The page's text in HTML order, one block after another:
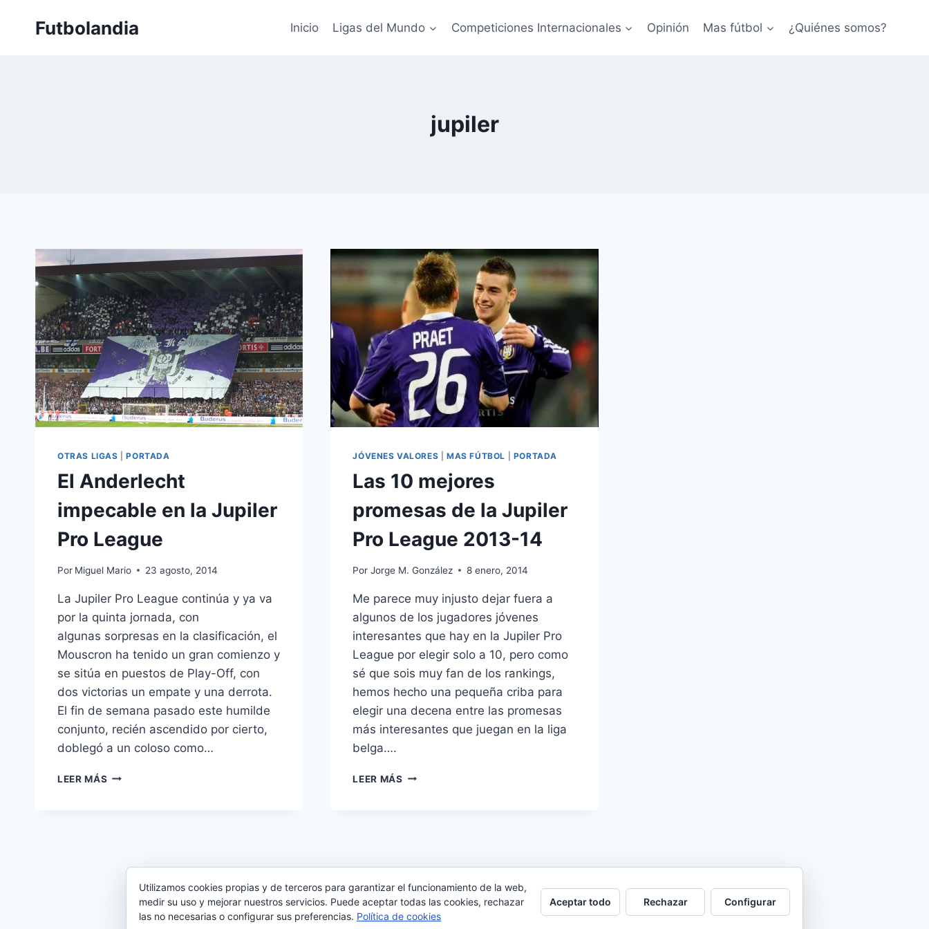
Futbolandia Inicio Ligas del Mundo Competiciones Internacionales Opinión Mas fútbol ¿Quiénes somos?
jupiler
OTRAS LIGAS |PORTADA
El Anderlecht
impecable en la Jupiler
Pro League
Por Miguel Mario 23 agosto, 2014
La Jupiler Pro League continúa y ya va
por la quinta jornada, con
algunas sorpresas en la clasificación, el
Mouscron ha tenido un gran comienzo y
se sitúa en puestos de Play-Off, con
dos victorias un empate y una derrota.
El fin de semana pasado este humilde
conjunto, recién ascendido por cierto,
doblegó a un coloso como…
LEER MÁS EL
JÓVENES VALORES |MAS FÚTBOL PORTADA
Las 10 mejores
promesas de la Jupiler
Pro League 2013-14
Por Jorge M. González 8 enero, 2014
Me parece muy injusto dejar fuera a
algunos de los jugadores jóvenes
interesantes que hay en la Jupiler Pro
League por elegir solo a 10, pero como
sé que sois muy fan de los rankings,
hemos hecho una pequeña criba para
elegir una decena entre las promesas
más interesantes que juegan en la liga
belga….
LEER MÁS LAS
LEAGUE
2013-
14
© 2026 Futbolandia - Tema para WordPress porKadence WP
Utilizamos cookies propias y de terceros para garantizar el funcionamiento de la web,
medir su uso y mejorar nuestros servicios. Puede aceptar todas las cookies, rechazar
las no necesarias o configurar sus preferencias. Política de cookies
Aceptar todo Rechazar Configurar